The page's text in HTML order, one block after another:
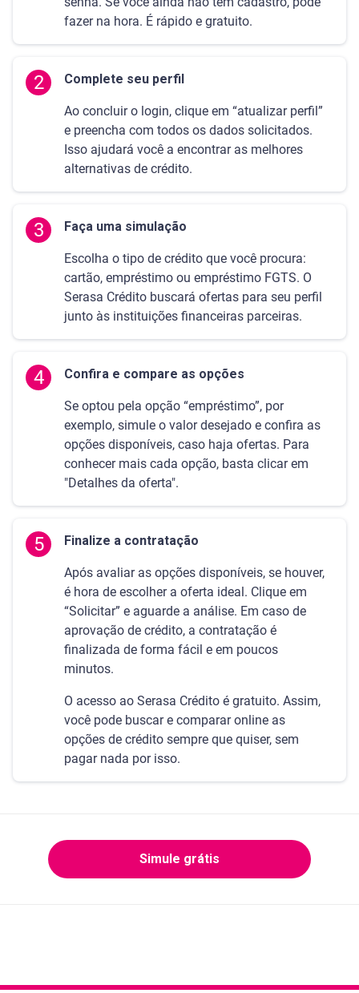
fazer na hora. É rápido e gratuito.
2 Complete seu perfil
Ao concluir o login, clique em “atualizar perfil”
e preencha com todos os dados solicitados.
Isso ajudará você a encontrar as melhores
alternativas de crédito.
3 Faça uma simulação
Escolha o tipo de crédito que você procura:
cartão, empréstimo ou empréstimo FGTS. O
Serasa Crédito buscará ofertas para seu perfil
junto às instituições financeiras parceiras.
4 Confira e compare as opções
Se optou pela opção “empréstimo”, por
exemplo, simule o valor desejado e confira as
opções disponíveis, caso haja ofertas. Para
conhecer mais cada opção, basta clicar em
"Detalhes da oferta".
5 Finalize a contratação
Após avaliar as opções disponíveis, se houver,
é hora de escolher a oferta ideal. Clique em
“Solicitar” e aguarde a análise. Em caso de
aprovação de crédito, a contratação é
finalizada de forma fácil e em poucos
minutos.
O acesso ao Serasa Crédito é gratuito. Assim,
você pode buscar e comparar online as
opções de crédito sempre que quiser, sem
pagar nada por isso.
Simule grátis